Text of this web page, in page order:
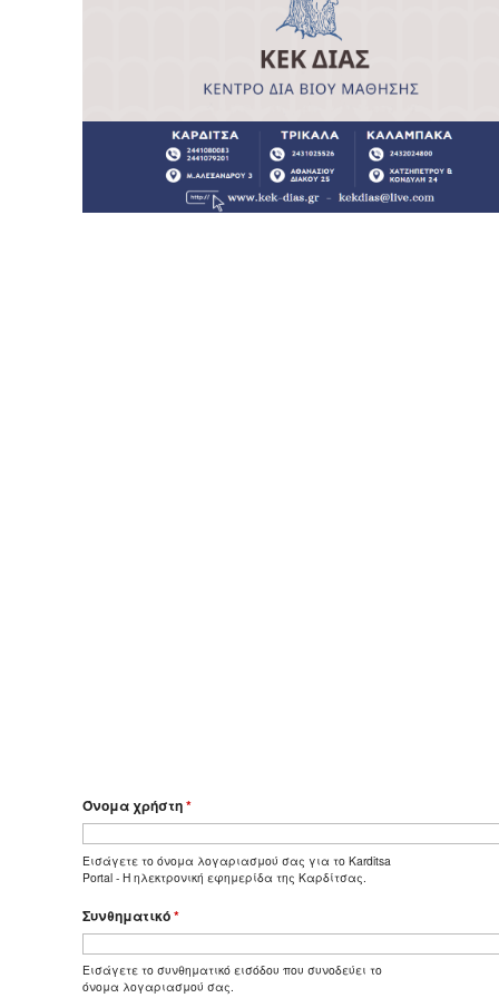
Όνομα χρήστη*
Εισάγετε το όνομα λογαριασμού σας για το Karditsa
Portal - Η ηλεκτρονική εφημερίδα της Καρδίτσας.
Συνθηματικό*
Εισάγετε το συνθηματικό εισόδου που συνοδεύει το
όνομα λογαριασμού σας.